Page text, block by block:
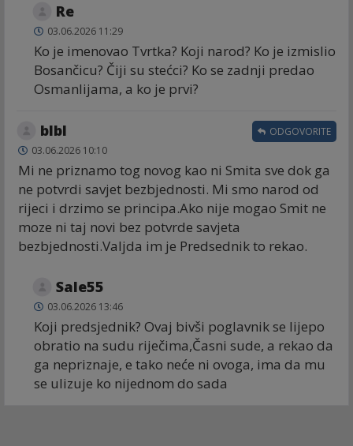
Re
03.06.2026 11:29
Ko je imenovao Tvrtka? Koji narod? Ko je izmislio
Bosančicu? Čiji su stećci? Ko se zadnji predao
Osmanlijama, a ko je prvi?
blbl
03.06.2026 10:10
Mi ne priznamo tog novog kao ni Smita sve dok ga
ne potvrdi savjet bezbjednosti. Mi smo narod od
rijeci i drzimo se principa.Ako nije mogao Smit ne
moze ni taj novi bez potvrde savjeta
bezbjednosti.Valjda im je Predsednik to rekao.
ODGOVORITE
Sale55
03.06.2026 13:46
Koji predsjednik? Ovaj bivši poglavnik se lijepo
obratio na sudu riječima,Časni sude, a rekao da
ga nepriznaje, e tako neće ni ovoga, ima da mu
se ulizuje ko nijednom do sada